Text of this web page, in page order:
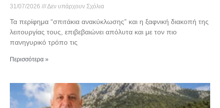
31/07/2026 Δεν υπάρχουν Σχόλια
Τα περίφημα “σπιτάκια ανακύκλωσης” και η ξαφνική διακοπή της
λειτουργίας τους, επιβεβαιώνει απόλυτα και με τον πιο
πανηγυρικό τρόπο τις
Περισσότερα »